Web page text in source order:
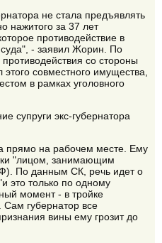
не стала предъявлять
нажитого за 37 лет
противодействие в
- заявил Жорин. По
со стороны
совместного имущества,
в рамках уголовного
супруги экс-губернатора
прямо на рабочем месте. Ему
"лицом, занимающим
По данным СК, речь идет о
это только по одному
момент - в тройке
Сам губернатор все
вины ему грозит до